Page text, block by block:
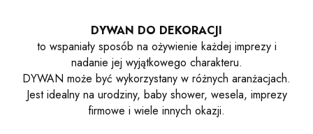
DYWAN DO DEKORACJI
to wspaniały sposób na ożywienie każdej imprezy i
nadanie jej wyjątkowego charakteru.
DYWAN może być wykorzystany w różnych aranżacjach.
Jest idealny na urodziny, baby shower, wesela, imprezy
firmowe i wiele innych okazji.